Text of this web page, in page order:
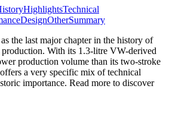
HighlightsTechnical
DesignOtherSummary
the last major chapter in the history of
production. With its 1.3-litre VW-derived
production volume than its two-stroke
a very specific mix of technical
importance. Read more to discover